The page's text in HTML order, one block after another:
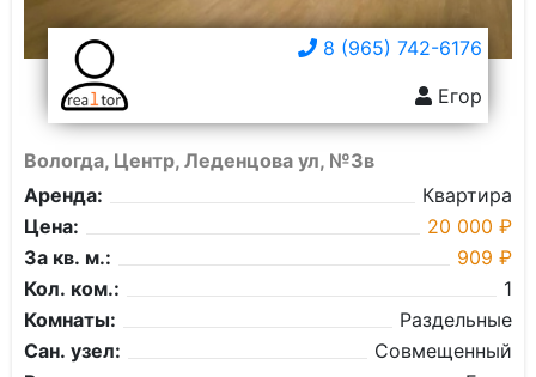
8 (965) 742-6176
Егор
Вологда, Центр, Леденцова ул, №3в
Аренда:
Квартира
Цена:
20 000 ₽
За кв. м.:
909 ₽
Кол. ком.:
1
Комнаты:
Раздельные
Сан. узел:
Совмещенный